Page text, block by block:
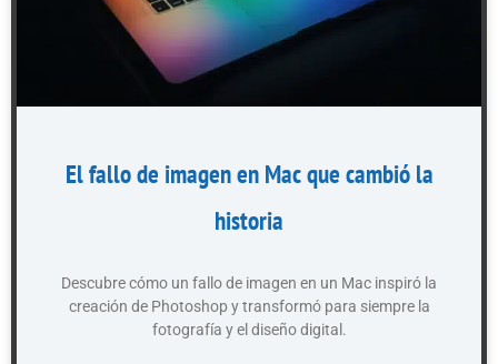
El fallo de imagen en Mac que cambió la
historia
Descubre cómo un fallo de imagen en un Mac inspiró la
creación de Photoshop y transformó para siempre la
fotografía y el diseño digital.